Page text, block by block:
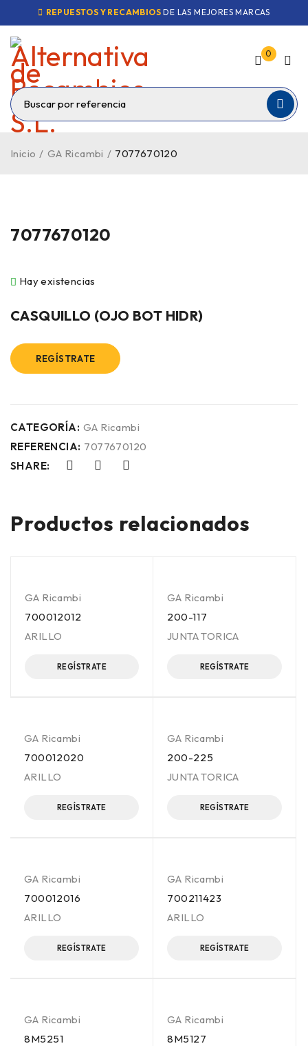
REPUESTOS Y RECAMBIOS DE LAS MEJORES MARCAS
0
Inicio / GA Ricambi / 7077670120
7077670120
Hay existencias
CASQUILLO (OJO BOT HIDR)
REGÍSTRATE
CATEGORÍA: GA Ricambi
REFERENCIA: 7077670120
SHARE:
Productos relacionados
GA Ricambi
700012012
ARILLO
REGÍSTRATE
GA Ricambi
200-117
JUNTA TORICA
REGÍSTRATE
GA Ricambi
700012020
ARILLO
REGÍSTRATE
GA Ricambi
200-225
JUNTA TORICA
REGÍSTRATE
GA Ricambi
700012016
ARILLO
REGÍSTRATE
GA Ricambi
700211423
ARILLO
REGÍSTRATE
GA Ricambi
8M5251
GA Ricambi
8M5127